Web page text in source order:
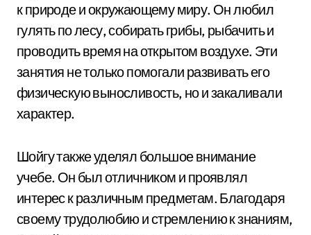
к природе и окружающему миру. Он любил
гулять по лесу, собирать грибы, рыбачить и
проводить время на открытом воздухе. Эти
занятия не только помогали развивать его
физическую выносливость, но и закаливали
характер.
Шойгу также уделял большое внимание
учебе. Он был отличником и проявлял
интерес к различным предметам. Благодаря
своему трудолюбию и стремлению к знаниям,